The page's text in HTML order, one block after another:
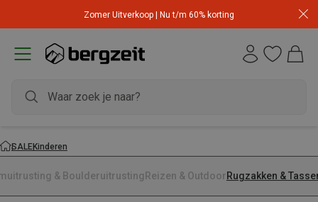
Zomer Uitverkoop | Nu t/m 60% korting
SALEKinderen
& Boulderuitrusting Reizen & OutdoorRugzakken &